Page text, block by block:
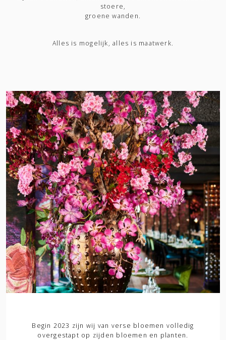
stoere,
groene wanden.
Alles is mogelijk, alles is maatwerk.
Begin 2023 zijn wij van verse bloemen volledig
overgestapt op zijden bloemen en planten.